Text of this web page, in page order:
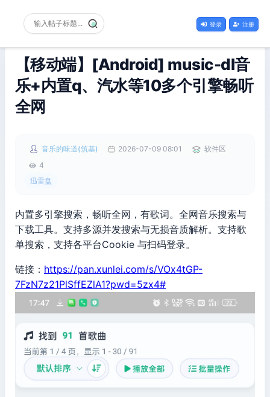
登录 注册
【移动端】[Android] music-dl音
乐+内置q、汽水等10多个引擎畅听
全网
音乐的味道(筑基) 2026-07-09 08:01
软件区
4
迅雷盘
内置多引擎搜索，畅听全网，有歌词。全网音乐搜索与
下载工具。支持多源并发搜索与无损音质解析。支持歌
单搜索，支持各平台Cookie 与扫码登录。
链接： https://pan.xunlei.com/s/VOx4tGP-
7FzN7z21PlSffEZlA1?pwd=5zx4#